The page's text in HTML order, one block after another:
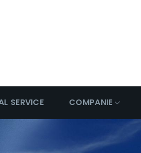
SERVICE COMPANIE